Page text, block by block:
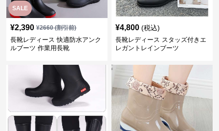
SALE
¥2,390 ¥2660(割引前)
長靴レディース 快適防水アンク
ルブーツ 作業用長靴
¥4,800 (税込)
長靴レディース スタッズ付きエ
レガントレインブーツ